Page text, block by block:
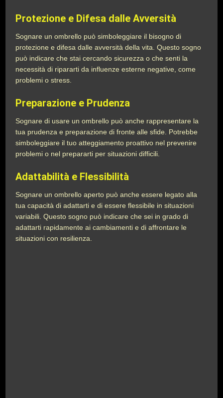
Protezione e Difesa dalle Avversità
Sognare un ombrello può simboleggiare il bisogno di
protezione e difesa dalle avversità della vita. Questo sogno
può indicare che stai cercando sicurezza o che senti la
necessità di ripararti da influenze esterne negative, come
problemi o stress.
Preparazione e Prudenza
Sognare di usare un ombrello può anche rappresentare la
tua prudenza e preparazione di fronte alle sfide. Potrebbe
simboleggiare il tuo atteggiamento proattivo nel prevenire
problemi o nel prepararti per situazioni difficili.
Adattabilità e Flessibilità
Sognare un ombrello aperto può anche essere legato alla
tua capacità di adattarti e di essere flessibile in situazioni
variabili. Questo sogno può indicare che sei in grado di
adattarti rapidamente ai cambiamenti e di affrontare le
situazioni con resilienza.